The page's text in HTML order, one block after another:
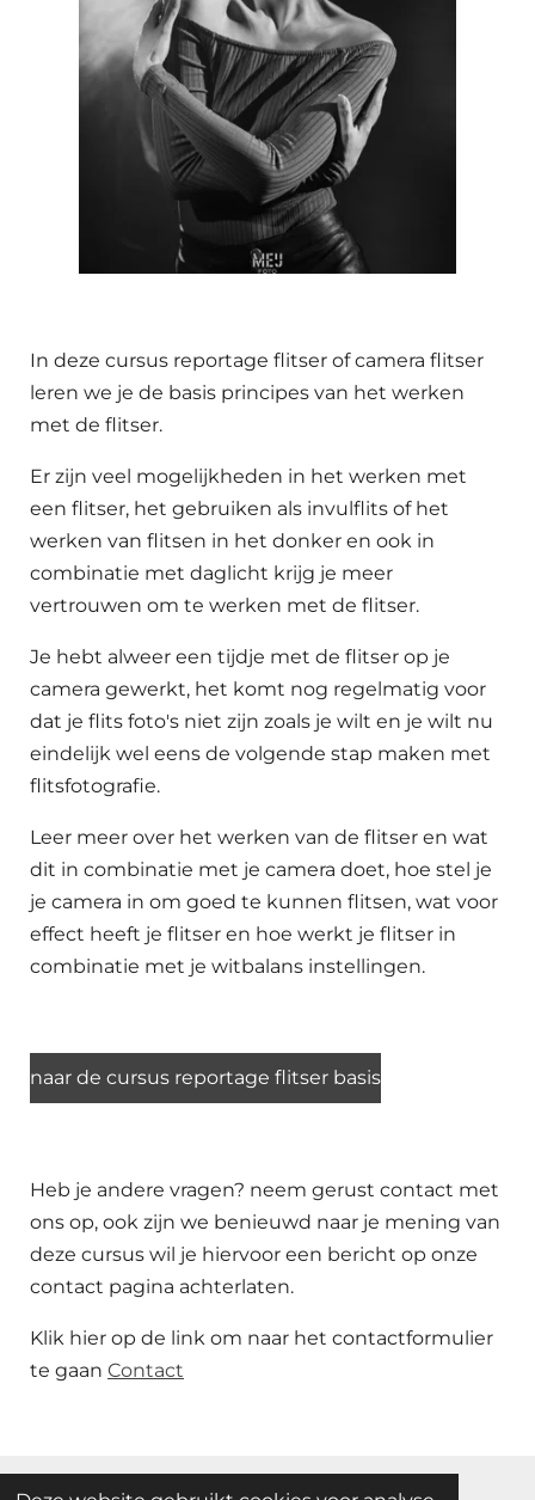
In deze cursus reportage flitser of camera flitser
leren we je de basis principes van het werken
met de flitser.
Er zijn veel mogelijkheden in het werken met
een flitser, het gebruiken als invulflits of het
werken van flitsen in het donker en ook in
combinatie met daglicht krijg je meer
vertrouwen om te werken met de flitser.
Je hebt alweer een tijdje met de flitser op je
camera gewerkt, het komt nog regelmatig voor
dat je flits foto's niet zijn zoals je wilt en je wilt nu
eindelijk wel eens de volgende stap maken met
flitsfotografie.
Leer meer over het werken van de flitser en wat
dit in combinatie met je camera doet, hoe stel je
je camera in om goed te kunnen flitsen, wat voor
effect heeft je flitser en hoe werkt je flitser in
combinatie met je witbalans instellingen.
naar de cursus reportage flitser basis
Heb je andere vragen? neem gerust contact met
ons op, ook zijn we benieuwd naar je mening van
deze cursus wil je hiervoor een bericht op onze
contact pagina achterlaten.
Klik hier op de link om naar het contactformulier
te gaan Contact